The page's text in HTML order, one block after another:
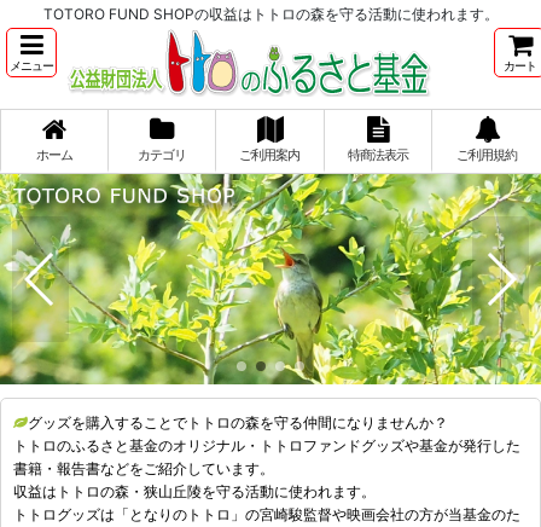
TOTORO FUND SHOPの収益はトトロの森を守る活動に使われます。
メニュー カート
ホーム カテゴリ ご利用案内 特商法表示 ご利用規約
グッズを購入することでトトロの森を守る仲間になりませんか？
トトロのふるさと基金のオリジナル・トトロファンドグッズや基金が発行した
書籍・報告書などをご紹介しています。
収益はトトロの森・狭山丘陵を守る活動に使われます。
トトログッズは「となりのトトロ」の宮崎駿監督や映画会社の方が当基金のた